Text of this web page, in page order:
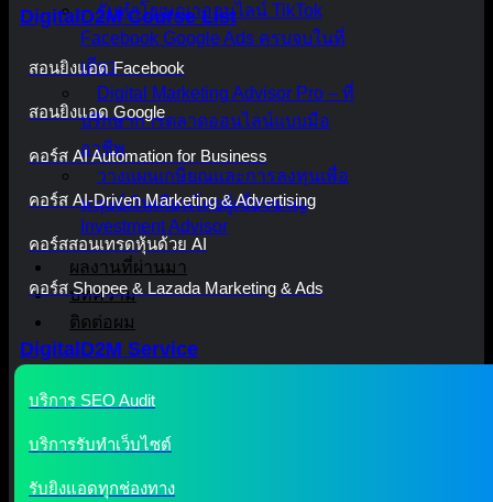
รับทำโฆษณาออนไลน์ TikTok
Facebook Google Ads ครบจบในที่
เดียว
Digital Marketing Advisor Pro – ที่
ปรึกษาการตลาดออนไลน์แบบมือ
อาชีพ
วางแผนเกษียณและการลงทุนเพื่อ
มนุษย์เงินเดือนโดยผู้เชี่ยวชาญ
Investment Advisor
ผลงานที่ผ่านมา
บทความ
ติดต่อผม
DigitalD2M Course List
สอนยิงแอด Facebook
สอนยิงแอด Google
คอร์ส AI Automation for Business
คอร์ส AI-Driven Marketing & Advertising
คอร์สสอนเทรดหุ้นด้วย AI
คอร์ส Shopee & Lazada Marketing & Ads
DigitalD2M Service
บริการ SEO Audit
บริการรับทำเว็บไซต์
รับยิงแอดทุกช่องทาง